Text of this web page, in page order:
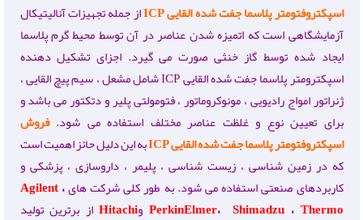
اسپکتروفتومتر پلاسما جفت شده القاییICPاز جمله تجهیزات آنالیتیکال
آزمایشگاهی است که اتمیزه شدن عناصر در آن توسط محیط گرم پلاسما
ایجاد شده توسط گاز خنثی صورت می گیرد. اجزای تشکیل دهنده
اسپکترومتر پلاسما جفت شده القایی ICP شامل مشعل ، سیم پیچ القایی ،
ژنراتور امواج رادیویی ، مونوکروماتور ، فتومولتی پلیر و دتکتور می باشد و
برای تعیین نوع و غلظت عناصر مختلف استفاده می شود.فروش
اسپکتروفتومتر پلاسما جفت شده القاییICPبه این دلیل حائز اهمیت است
که در زمین شناسی ، زیست شناسی ، پلیمر ، داروسازی ، پزشکی و
کاربردهای صنعتی استفاده می شود. به طور کلی شرکت های Agilent،
PerkinElmer، Shimadzu ، Thermo وHitachiاز برترین تولید